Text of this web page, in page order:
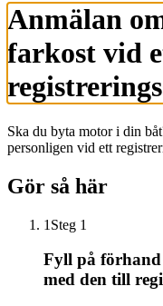
Anmälan
farkost vid
Ska du byta motor i din
personligen vid ett
Gör så här
1 Steg 1
Fyll på
med den till